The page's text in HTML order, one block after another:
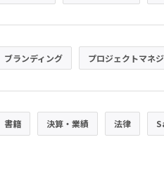
ブランディング プロジェクトマネ
書籍 決算・業績 法律